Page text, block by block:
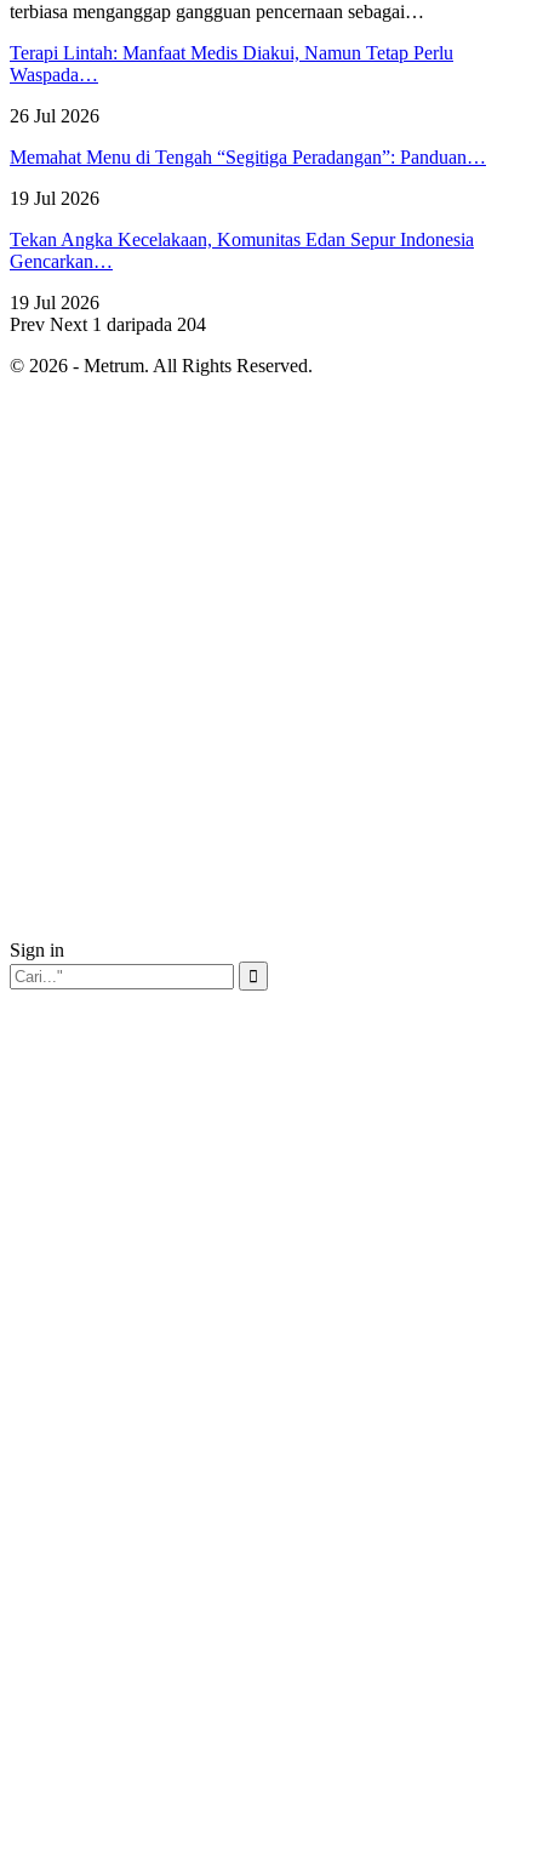
terbiasa menganggap gangguan pencernaan sebagai…
Terapi Lintah: Manfaat Medis Diakui, Namun Tetap Perlu
Waspada…
26 Jul 2026
Memahat Menu di Tengah “Segitiga Peradangan”: Panduan…
19 Jul 2026
Tekan Angka Kecelakaan, Komunitas Edan Sepur Indonesia
Gencarkan…
19 Jul 2026
Prev Next 1 daripada 204
© 2026 - Metrum. All Rights Reserved.
Sign in